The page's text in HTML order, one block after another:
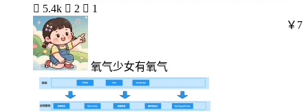
 5.4k  2  1
氧气少女有氧气
￥7